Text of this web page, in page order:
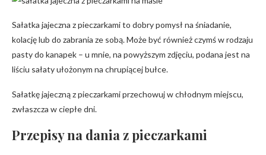
Sałatka jajeczna z pieczarkami to dobry pomysł na śniadanie,
kolację lub do zabrania ze sobą. Może być również czymś w rodzaju
pasty do kanapek – u mnie, na powyższym zdjęciu, podana jest na
liściu sałaty ułożonym na chrupiącej bułce.
Sałatkę jajeczną z pieczarkami przechowuj w chłodnym miejscu,
zwłaszcza w ciepłe dni.
Przepisy na dania z pieczarkami